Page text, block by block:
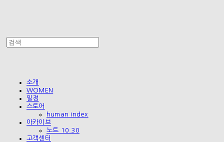
소개
WOMEN
일정
스토어
human index
아카이브
노트 10.30
고객센터